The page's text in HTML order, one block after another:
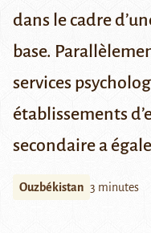
dans le cadre
base.
services
établissements
secondaire a
Ouzbékistan 3 minutes